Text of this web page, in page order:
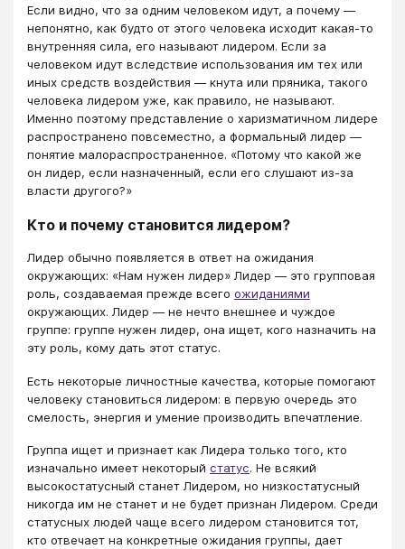
Если видно, что за одним человеком идут, а почему —
непонятно, как будто от этого человека исходит какая-то
внутренняя сила, его называют лидером. Если за
человеком идут вследствие использования им тех или
иных средств воздействия — кнута или пряника, такого
человека лидером уже, как правило, не называют.
Именно поэтому представление о харизматичном лидере
распространено повсеместно, а формальный лидер —
понятие малораспространенное. «Потому что какой же
он лидер, если назначенный, если его слушают из-за
власти другого?»
Кто и почему становится лидером?
Лидер обычно появляется в ответ на ожидания
окружающих: «Нам нужен лидер» Лидер — это групповая
роль, создаваемая прежде всего ожиданиями
окружающих. Лидер — не нечто внешнее и чуждое
группе: группе нужен лидер, она ищет, кого назначить на
эту роль, кому дать этот статус.
Есть некоторые личностные качества, которые помогают
человеку становиться лидером: в первую очередь это
смелость, энергия и умение производить впечатление.
Группа ищет и признает как Лидера только того, кто
изначально имеет некоторый статус. Не всякий
высокостатусный станет Лидером, но низкостатусный
никогда им не станет и не будет признан Лидером. Среди
статусных людей чаще всего лидером становится тот,
кто отвечает на конкретные ожидания группы, дает